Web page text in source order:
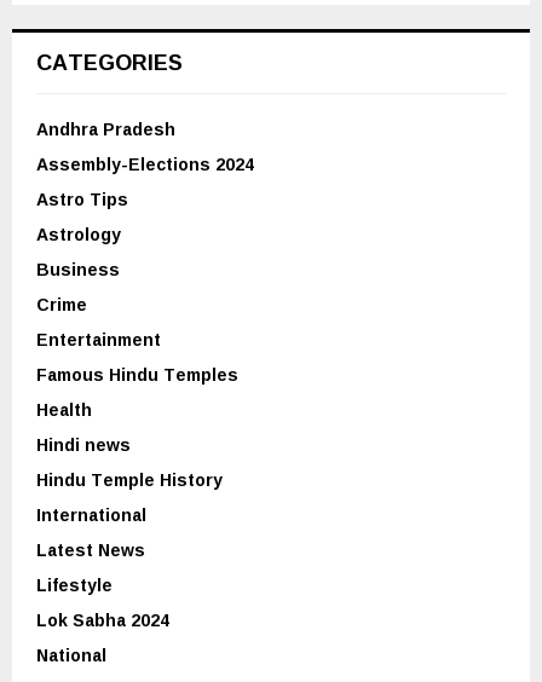
CATEGORIES
Andhra Pradesh
Assembly-Elections 2024
Astro Tips
Astrology
Business
Crime
Entertainment
Famous Hindu Temples
Health
Hindi news
Hindu Temple History
International
Latest News
Lifestyle
Lok Sabha 2024
National